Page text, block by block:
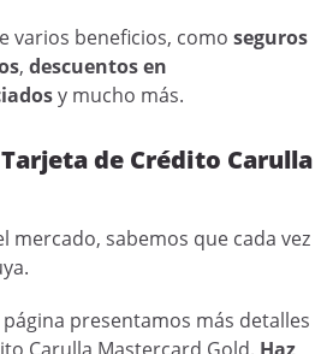
varios beneficios, como seguros
, descuentos en
y mucho más.
de Crédito Carulla
mercado, sabemos que cada vez
presentamos más detalles